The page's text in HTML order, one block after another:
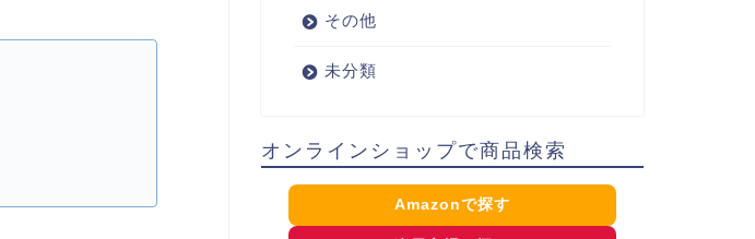
その他
未分類
オンラインショップで商品検索
Amazonで探す